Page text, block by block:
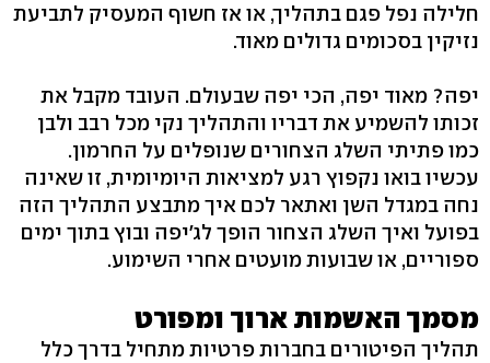
חלילה נפל פגם בתהליך, או אז חשוף המעסיק לתביעת
נזיקין בסכומים גדולים מאוד.
יפה? מאוד יפה, הכי יפה שבעולם. העובד מקבל את
זכותו להשמיע את דבריו והתהליך נקי מכל רבב ולבן
כמו פתיתי השלג הצחורים שנופלים על החרמון.
עכשיו בואו נקפוץ רגע למציאות היומיומית, זו שאינה
נחה במגדל השן ואתאר לכם איך מתבצע התהליך הזה
בפועל ואיך השלג הצחור הופך לג'יפה ובוץ בתוך ימים
ספוריים, או שבועות מועטים אחרי השימוע.
מסמך האשמות ארוך ומפורט
תהליך הפיטורים בחברות פרטיות מתחיל בדרך כלל